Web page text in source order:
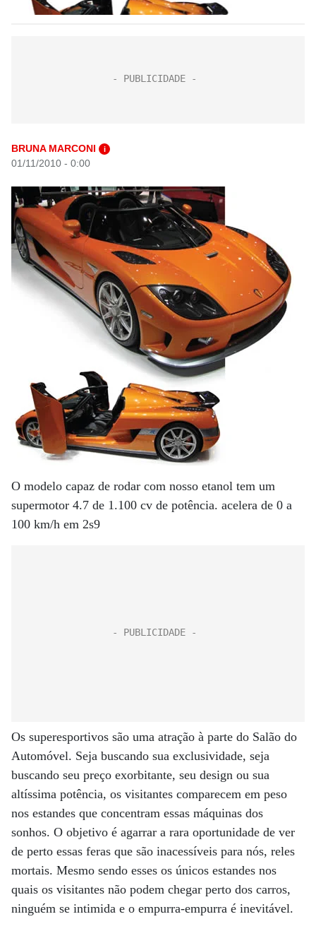
BRUNA MARCONI i
01/11/2010 - 0:00
O modelo capaz de rodar com nosso etanol tem um
supermotor 4.7 de 1.100 cv de potência. acelera de 0 a
100 km/h em 2s9
Os superesportivos são uma atração à parte do Salão do
Automóvel. Seja buscando sua exclusividade, seja
buscando seu preço exorbitante, seu design ou sua
altíssima potência, os visitantes comparecem em peso
nos estandes que concentram essas máquinas dos
sonhos. O objetivo é agarrar a rara oportunidade de ver
de perto essas feras que são inacessíveis para nós, reles
mortais. Mesmo sendo esses os únicos estandes nos
quais os visitantes não podem chegar perto dos carros,
ninguém se intimida e o empurra-empurra é inevitável.